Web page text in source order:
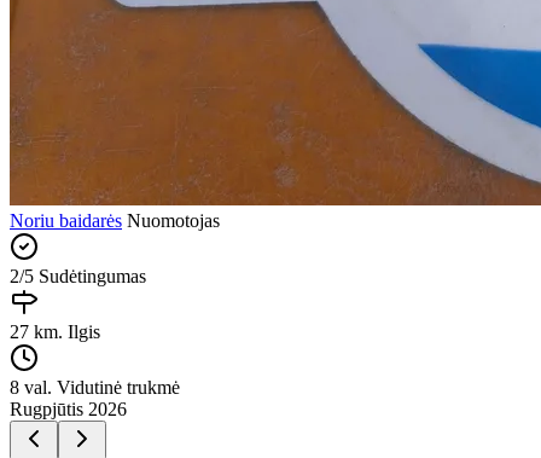
Noriu baidarės Nuomotojas
2/5 Sudėtingumas
27 km. Ilgis
8 val. Vidutinė trukmė
Rugpjūtis 2026